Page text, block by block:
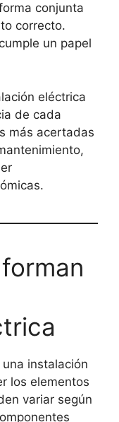
conjunta
correcto.
un papel
eléctrica
de cada
más acertadas
instalación
los elementos
variar según